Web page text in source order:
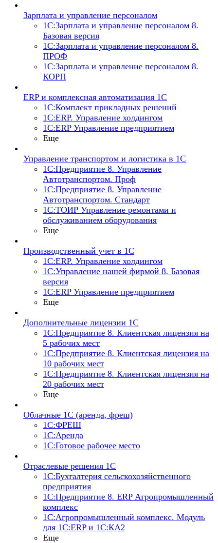
Зарплата и управление персоналом
1С:Зарплата и управление персоналом 8.
Базовая версия
1С:Зарплата и управление персоналом 8.
ПРОФ
1С:Зарплата и управление персоналом 8.
КОРП
ERP и комплексная автоматизация 1С
1С:Комплект прикладных решений
1С:ERP. Управление холдингом
1С:ERP Управление предприятием
Еще
Управление транспортом и логистика в 1С
1С:Предприятие 8. Управление
Автотранспортом. Проф
1С:Предприятие 8. Управление
Автотранспортом. Стандарт
1С:ТОИР Управление ремонтами и
обслуживанием оборудования
Еще
Производственный учет в 1С
1С:ERP. Управление холдингом
1С:Управление нашей фирмой 8. Базовая
версия
1С:ERP Управление предприятием
Еще
Дополнительные лицензии 1С
1С:Предприятие 8. Клиентская лицензия на
5 рабочих мест
1С:Предприятие 8. Клиентская лицензия на
10 рабочих мест
1С:Предприятие 8. Клиентская лицензия на
20 рабочих мест
Еще
Облачные 1С (аренда, фреш)
1С:ФРЕШ
1С:Аренда
1С:Готовое рабочее место
Отраслевые решения 1С
1С:Бухгалтерия сельскохозяйственного
предприятия
1С:Предприятие 8. ERP Агропромышленный
комплекс
1С:Агропромышленный комплекс. Модуль
для 1С:ERP и 1С:КА2
Еще